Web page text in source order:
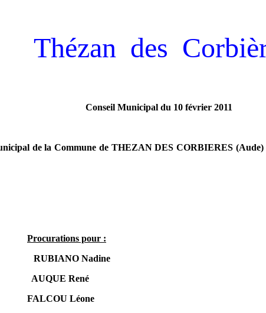
Thézan des
Conseil Municipal du 10 février 2011
de la Commune de THEZAN DES CORBIERES (Aude)
Procurations pour :
RUBIANO Nadine
AUQUE René
FALCOU Léone